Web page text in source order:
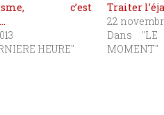
c’est
HEURE"
Traiter
22
Dans "LE
MOMENT"